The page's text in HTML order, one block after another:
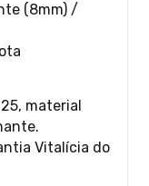
(8mm) /
material
Vitalícia do